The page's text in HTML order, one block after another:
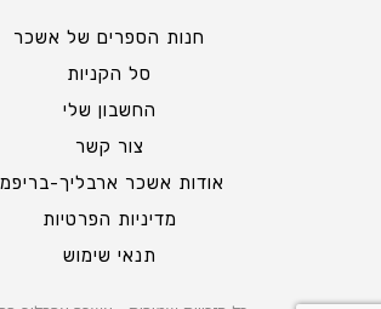
חנות הספרים של אשכר
סל הקניות
החשבון שלי
צור קשר
אודות אשכר ארבליך-
מדיניות הפרטיות
תנאי שימוש